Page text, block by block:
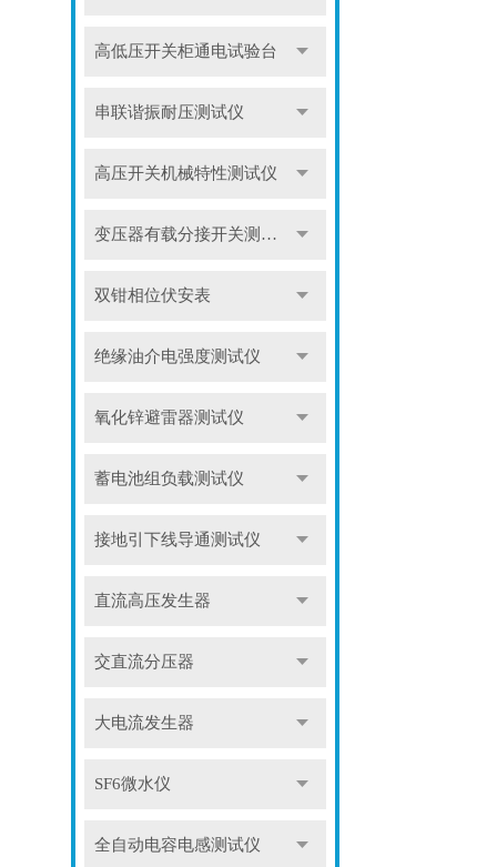
高低压开关柜通电试验台
串联谐振耐压测试仪
高压开关机械特性测试仪
变压器有载分接开关测试仪
双钳相位伏安表
绝缘油介电强度测试仪
氧化锌避雷器测试仪
蓄电池组负载测试仪
接地引下线导通测试仪
直流高压发生器
交直流分压器
大电流发生器
SF6微水仪
全自动电容电感测试仪